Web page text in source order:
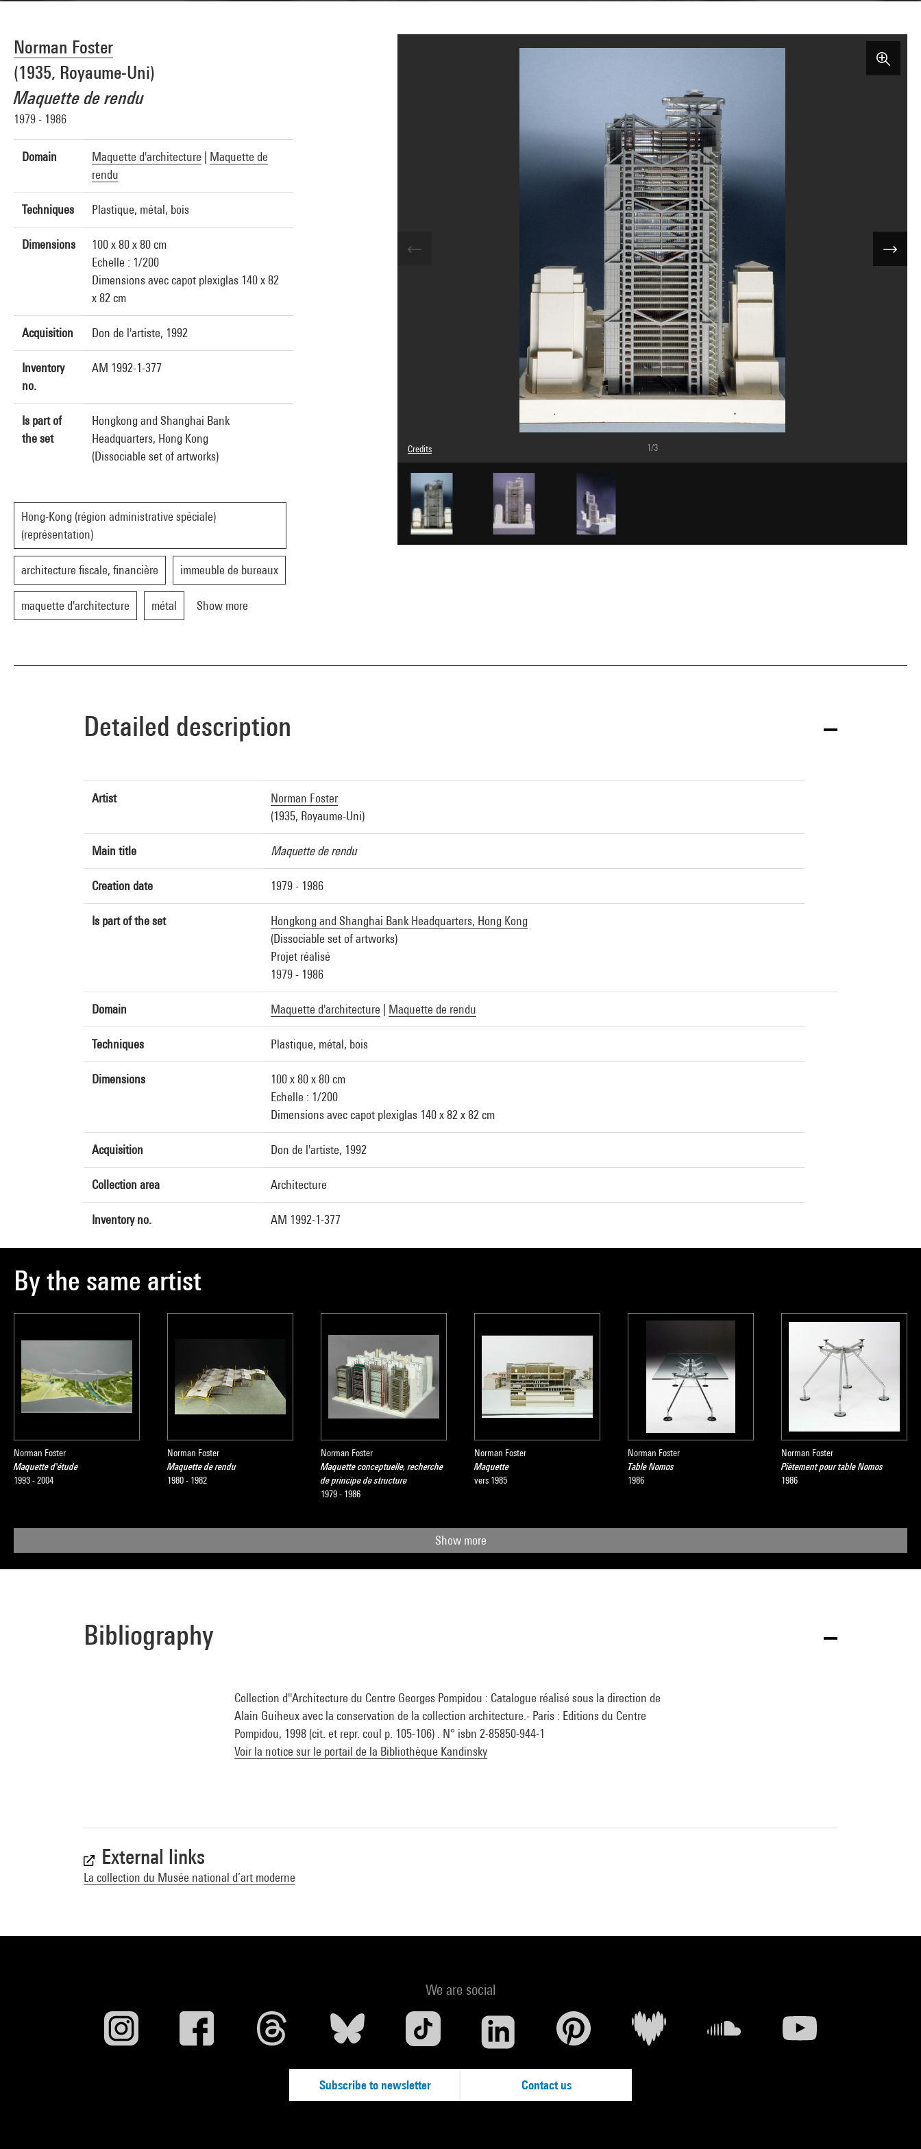
Norman Foster
(1935, Royaume-Uni)
Maquette de rendu
1979 - 1986
Domain Maquette d'architecture
Maquette de
rendu
Techniques Plastique, métal, bois
Dimensions
100 x 80 x 80 cm
Echelle : 1/200
Dimensions avec capot plexiglas 140 x 82
x 82 cm
Acquisition Don de l'artiste, 1992
Inventory
no.
AM 1992-1-377
Is part of
the set
Hongkong and Shanghai Bank
Headquarters, Hong Kong
(Dissociable set of artworks)
Hong-Kong (région administrative spéciale)
(représentation)
architecture fiscale, financière immeuble de bureaux
maquette d'architecture métal Show more
Credits
© Norman Foster
Photo credits : Jean-Claude Planchet - Centre Pompidou, MNAM-CCI
Image reference : 3G08972
1/3
Detailed description
Artist
Norman Foster
(1935, Royaume-Uni)
Main title Maquette de rendu
Creation date 1979 - 1986
Is part of the set
Hongkong and Shanghai Bank Headquarters, Hong Kong
(Dissociable set of artworks)
Projet réalisé
1979 - 1986
Domain Maquette d'architecture Maquette de rendu
Techniques Plastique, métal, bois
Dimensions
100 x 80 x 80 cm
Echelle : 1/200
Dimensions avec capot plexiglas 140 x 82 x 82 cm
Acquisition Don de l'artiste, 1992
Collection area Architecture
Inventory no. AM 1992-1-377
By the same artist
Norman Foster
Maquette d'étude
1993 - 2004
Norman Foster
Maquette de rendu
1980 - 1982
Norman Foster
Maquette conceptuelle, recherche
de principe de structure
1979 - 1986
Norman Foster
Maquette
vers 1985
Norman Foster
Table Nomos
1986
Norman Foster
Piètement pour table Nomos
1986
Show more
Bibliography
Collection d''Architecture du Centre Georges Pompidou : Catalogue réalisé sous la direction de
Alain Guiheux avec la conservation de la collection architecture.- Paris : Editions du Centre
Pompidou, 1998 (cit. et repr. coul p. 105-106) . N° isbn 2-85850-944-1
Voir la notice sur le portail de la Bibliothèque Kandinsky
External links
La collection du Musée national d’art moderne
We are social
Subscribe to newsletter Contact us